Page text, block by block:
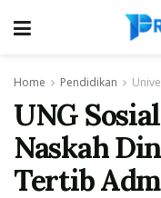
Home Pendidikan
UNG
Naskah
Tertib